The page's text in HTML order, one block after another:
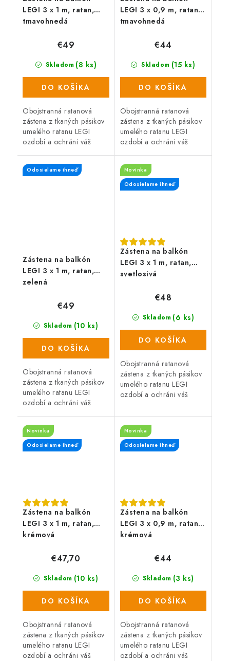
LEGI 3 x 1 m, ratan,
tmavohnedá
Skladom (8 ks)
€49
DO KOŠÍKA
Obojstranná ratanová
zástena z tkaných pásikov
umelého ratanu LEGI
ozdobí a ochráni váš
plot a zaistí súkromie po
celý rok. Zástena má
LEGI 3 x 0,9 m, ratan,
tmavohnedá
Skladom (15 ks)
€44
DO KOŠÍKA
Obojstranná ratanová
zástena z tkaných pásikov
umelého ratanu LEGI
ozdobí a ochráni váš
plot a zaistí súkromie po
celý rok. Zástena má
obojstrannú UV...
Zástena na balkón
LEGI 3 x 1 m, ratan,
zelená
Odosielame ihneď
Skladom (10 ks)
€49
DO KOŠÍKA
Obojstranná ratanová
zástena z tkaných pásikov
umelého ratanu LEGI
ozdobí a ochráni váš
plot a zaistí súkromie po
celý rok. Zástena má
obojstrannú UV...
Zástena na balkón
LEGI 3 x 1 m, ratan,
svetlosivá
Novinka
Odosielame ihneď
Skladom (6 ks)
€48
DO KOŠÍKA
Obojstranná ratanová
zástena z tkaných pásikov
umelého ratanu LEGI
ozdobí a ochráni váš
plot a zaistí súkromie po
celý rok. Zástena má
obojstrannú UV...
Zástena na balkón
LEGI 3 x 1 m, ratan,
krémová
Novinka
Odosielame ihneď
Skladom (10 ks)
€47,70
DO KOŠÍKA
Obojstranná ratanová
zástena z tkaných pásikov
umelého ratanu LEGI
ozdobí a ochráni váš
Zástena na balkón
LEGI 3 x 0,9 m, ratan,
krémová
Novinka
Odosielame ihneď
Skladom (3 ks)
€44
DO KOŠÍKA
Obojstranná ratanová
zástena z tkaných pásikov
umelého ratanu LEGI
ozdobí a ochráni váš